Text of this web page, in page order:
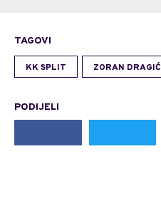
TAGOVI
KK SPLIT ZORAN DRAGIĆ
PODIJELI